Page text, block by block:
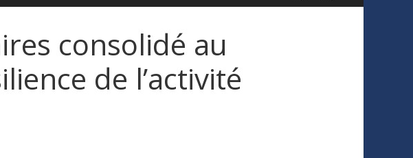
consolidé au
de l’activité